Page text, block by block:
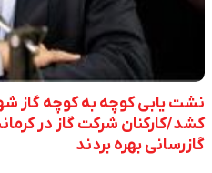
نشت یابی کوچه به کوچه گاز
کشد/کارکنان شرکت گاز در
گازرسانی بهره بردند